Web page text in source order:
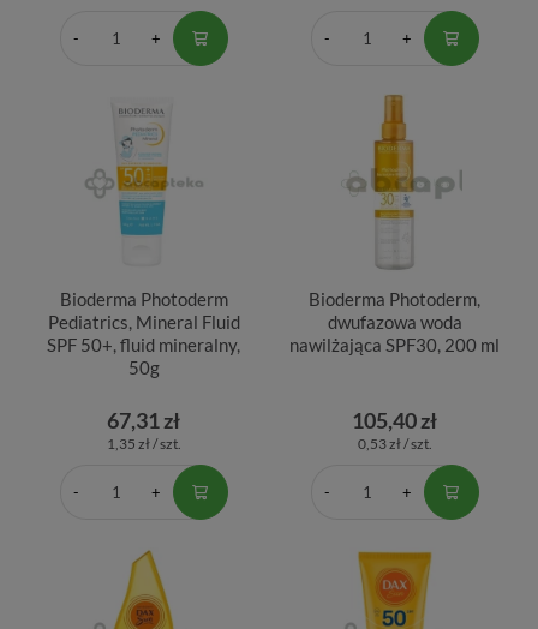
Bioderma Photoderm
Pediatrics, Mineral Fluid
SPF 50+, fluid mineralny,
50g
67,31 zł
1,35 zł / szt.
Bioderma Photoderm,
dwufazowa woda
nawilżająca SPF30, 200 ml
105,40 zł
0,53 zł / szt.